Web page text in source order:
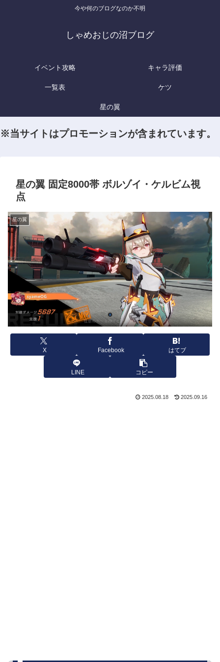
今や何のブログなのか不明
しゃめおじの沼ブログ
イベント攻略 キャラ評価
一覧表 ケツ
星の翼
※当サイトはプロモーションが含まれています。
星の翼 固定8000帯 ボルゾイ・ケルビム視
点
星の翼
X Facebook はてブ
LINE コピー
2025.08.18 2025.09.16